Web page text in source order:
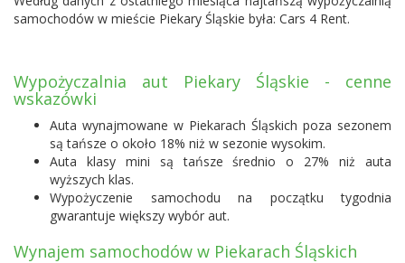
samochodów w mieście Piekary Śląskie była: Cars 4 Rent.
Wypożyczalnia aut Piekary Śląskie - cenne
wskazówki
Auta wynajmowane w Piekarach Śląskich poza sezonem
są tańsze o około 18% niż w sezonie wysokim.
Auta klasy mini są tańsze średnio o 27% niż auta
wyższych klas.
Wypożyczenie samochodu na początku tygodnia
gwarantuje większy wybór aut.
Wynajem samochodów w Piekarach Śląskich